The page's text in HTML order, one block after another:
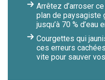
Arrêtez d’arroser
plan de paysagiste
jusqu’à 70 % d’eau
Courgettes qui
ces erreurs
vite pour sauver